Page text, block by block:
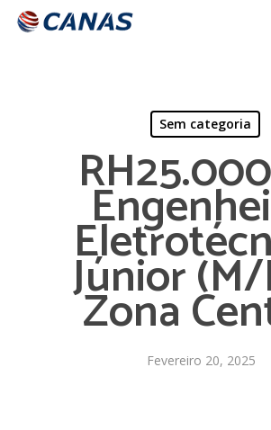
Skip
Sem categoria
Júnior
Zona
Fevereiro 20, 2025